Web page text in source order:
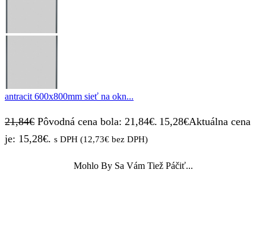
antracit 600x800mm sieť na okn...
21,84€ Pôvodná cena bola: 21,84€. 15,28€Aktuálna cena
je: 15,28€. s DPH (12,73€ bez DPH)
Mohlo By Sa Vám Tiež Páčiť...